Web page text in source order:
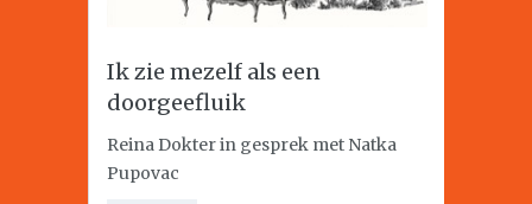
Ik zie mezelf als een
doorgeefluik
Reina Dokter in gesprek met Natka
Pupovac